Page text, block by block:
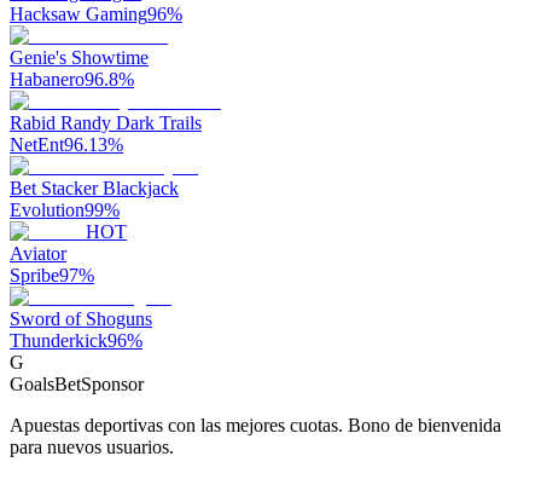
Hacksaw Gaming96%
Genie's Showtime
Habanero96.8%
Rabid Randy Dark Trails
NetEnt96.13%
Bet Stacker Blackjack
Evolution99%
HOT
Aviator
Spribe97%
Sword of Shoguns
Thunderkick96%
G
GoalsBetSponsor
Apuestas deportivas con las mejores cuotas. Bono de bienvenida
para nuevos usuarios.